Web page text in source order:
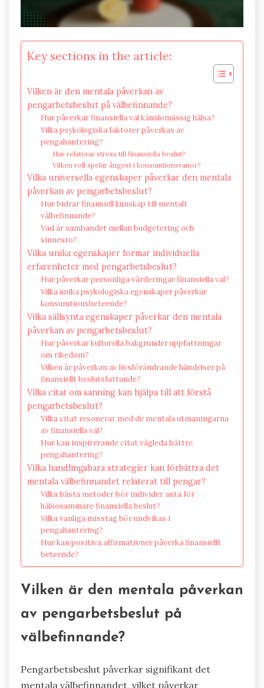
Key sections in the article:
Vilken är den mentala påverkan av
pengarbetsbeslut på välbefinnande?
Hur påverkar finansiella val känslomässig hälsa?
Vilka psykologiska faktorer påverkas av
pengahantering?
Hur relaterar stress till finansiella beslut?
Vilken roll spelar ångest i konsumtionsvanor?
Vilka universella egenskaper påverkar den mentala
påverkan av pengarbetsbeslut?
Hur bidrar finansiell kunskap till mentalt
välbefinnande?
Vad är sambandet mellan budgetering och
sinnesro?
Vilka unika egenskaper formar individuella
erfarenheter med pengarbetsbeslut?
Hur påverkar personliga värderingar finansiella val?
Vilka unika psykologiska egenskaper påverkar
konsumtionsbeteende?
Vilka sällsynta egenskaper påverkar den mentala
påverkan av pengarbetsbeslut?
Hur påverkar kulturella bakgrunder uppfattningar
om rikedom?
Vilken är påverkan av livsförändrande händelser på
finansiellt beslutsfattande?
Vilka citat om sanning kan hjälpa till att förstå
pengarbetsbeslut?
Vilka citat resonerar med de mentala utmaningarna
av finansiella val?
Hur kan inspirerande citat vägleda bättre
pengahantering?
Vilka handlingsbara strategier kan förbättra det
mentala välbefinnandet relaterat till pengar?
Vilka bästa metoder bör individer anta för
hälsosammare finansiella beslut?
Vilka vanliga misstag bör undvikas i
pengahantering?
Hur kan positiva affirmationer påverka finansiellt
beteende?
Vilken är den mentala påverkan
av pengarbetsbeslut på
välbefinnande?
Pengarbetsbeslut påverkar signifikant det
mentala välbefinnandet, vilket påverkar